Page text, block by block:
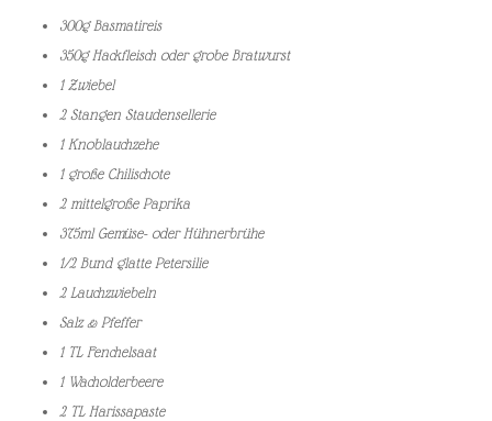
300g Basmatireis
350g Hackfleisch oder grobe Bratwurst
1 Zwiebel
2 Stangen Staudensellerie
1 Knoblauchzehe
1 große Chilischote
2 mittelgroße Paprika
375ml Gemüse- oder Hühnerbrühe
1/2 Bund glatte Petersilie
2 Lauchzwiebeln
Salz & Pfeffer
1 TL Fenchelsaat
1 Wacholderbeere
2 TL Harissapaste